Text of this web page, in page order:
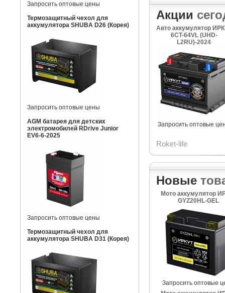
Запросить оптовые цены
Термозащитный чехол для
аккумулятора SHUBA D26 (Корея)
Запросить оптовые цены
AGM батарея для детских
электромобилей RDrive Junior
EV6-6-2025
Запросить оптовые цены
Термозащитный чехол для
аккумулятора SHUBA D31 (Корея)
Акции
Авто аккумулятор
6CT-64VL (UHD-
L2RU)-2024
Запросить оптовые
Roket-life
Новые
Мото аккумулятор
GYZ20HL-GEL
Запросить оптовые